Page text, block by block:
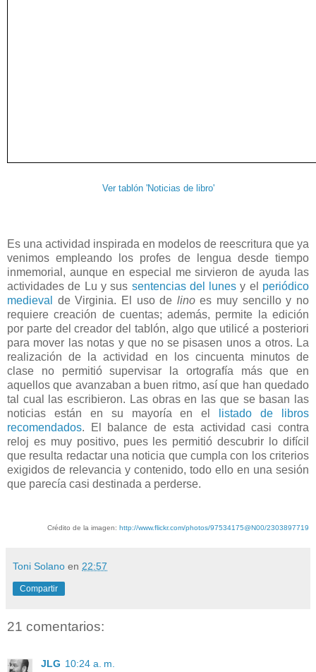
Ver tablón 'Noticias de libro'
Es una actividad inspirada en modelos de reescritura que ya
venimos empleando los profes de lengua desde tiempo
inmemorial, aunque en especial me sirvieron de ayuda las
actividades de Lu y sus sentencias del lunes y el periódico
medieval
de Virginia. El uso de linoes muy sencillo y no
requiere creación de cuentas; además, permite la edición
por parte del creador del tablón, algo que utilicé a posteriori
para mover las notas y que no se pisasen unos a otros. La
realización de la actividad en los cincuenta minutos de
clase no permitió supervisar la ortografía más que en
aquellos que avanzaban a buen ritmo, así que han quedado
tal cual las escribieron. Las obras en las que se basan las
noticias están en su mayoría en el
listado de libros
recomendados. El balance de esta actividad casi contra
reloj es muy positivo, pues les permitió descubrir lo difícil
que resulta redactar una noticia que cumpla con los criterios
exigidos de relevancia y contenido, todo ello en una sesión
que parecía casi destinada a perderse.
Crédito de la imagen: http://www.flickr.com/photos/97534175@N00/2303897719
Toni Solano en 22:57
Compartir
21 comentarios:
JLG 10:24 a. m.